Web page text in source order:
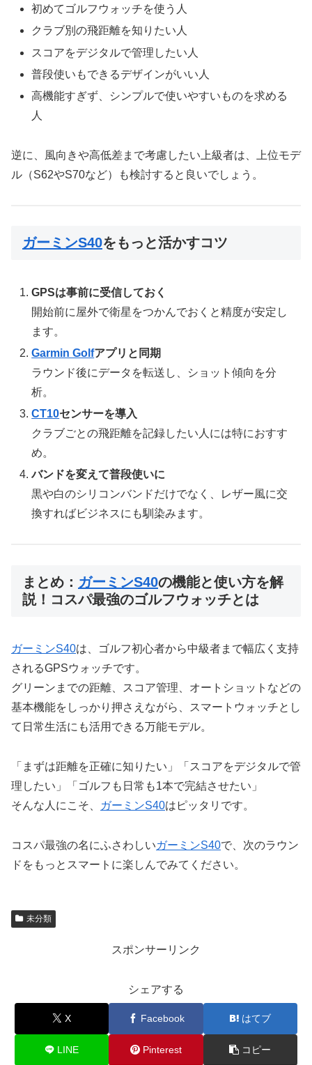
初めてゴルフウォッチを使う人
クラブ別の飛距離を知りたい人
スコアをデジタルで管理したい人
普段使いもできるデザインがいい人
高機能すぎず、シンプルで使いやすいものを求める
人
逆に、風向きや高低差まで考慮したい上級者は、上位モデ
ル（S62やS70など）も検討すると良いでしょう。
ガーミンS40をもっと活かすコツ
GPSは事前に受信しておく
開始前に屋外で衛星をつかんでおくと精度が安定し
ます。
Garmin Golfアプリと同期
ラウンド後にデータを転送し、ショット傾向を分
析。
CT10センサーを導入
クラブごとの飛距離を記録したい人には特におすす
め。
バンドを変えて普段使いに
黒や白のシリコンバンドだけでなく、レザー風に交
換すればビジネスにも馴染みます。
まとめ： ガーミンS40の機能と使い方を解
説！コスパ最強のゴルフウォッチとは
ガーミンS40は、ゴルフ初心者から中級者まで幅広く支持
されるGPSウォッチです。
グリーンまでの距離、スコア管理、オートショットなどの
基本機能をしっかり押さえながら、スマートウォッチとし
て日常生活にも活用できる万能モデル。
「まずは距離を正確に知りたい」「スコアをデジタルで管
理したい」「ゴルフも日常も1本で完結させたい」
そんな人にこそ、
ガーミンS40はピッタリです。
コスパ最強の名にふさわしいガーミンS40で、次のラウン
ドをもっとスマートに楽しんでみてください。
未分類
スポンサーリンク
シェアする
X Facebook はてブ
LINE Pinterest コピー